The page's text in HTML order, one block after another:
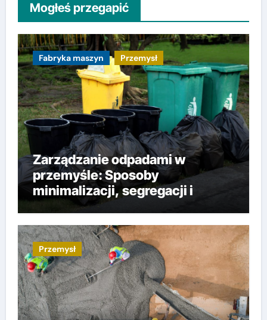
Mogłeś przegapić
Fabryka maszyn Przemysł
Zarządzanie odpadami w
przemyśle: Sposoby
minimalizacji, segregacji i
składowania
Przemysł